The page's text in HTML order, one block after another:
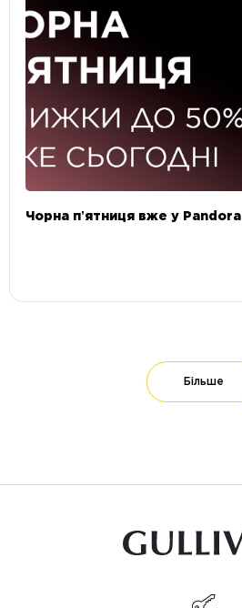
Чорна пʼятниця вже у Pandora
Більше